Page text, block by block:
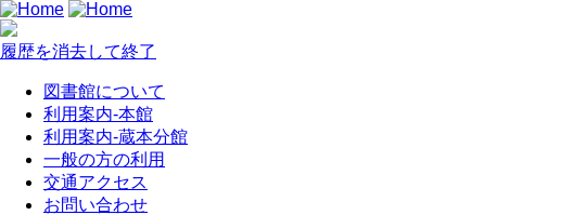
履歴を消去して終了
図書館について
利用案内-本館
利用案内-蔵本分館
一般の方の利用
交通アクセス
お問い合わせ